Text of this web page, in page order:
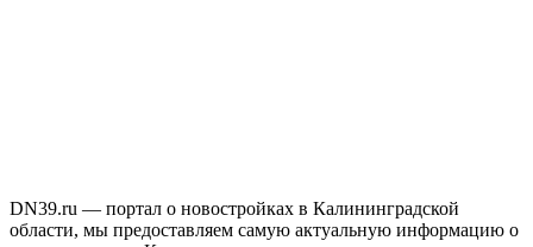
DN39.ru — портал о новостройках в Калининградской
области, мы предоставляем самую актуальную информацию о